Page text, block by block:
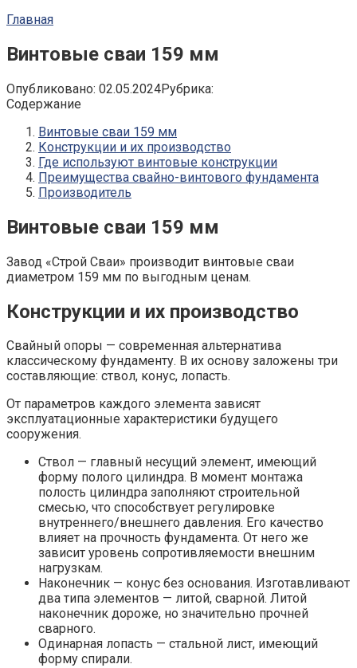
Главная
Винтовые сваи 159 мм
Опубликовано: 02.05.2024Рубрика:
Содержание
Винтовые сваи 159 мм
Конструкции и их производство
Где используют винтовые конструкции
Преимущества свайно-винтового фундамента
Производитель
Винтовые сваи 159 мм
Завод «Строй Сваи» производит винтовые сваи
диаметром 159 мм по выгодным ценам.
Конструкции и их производство
Свайный опоры — современная альтернатива
классическому фундаменту. В их основу заложены три
составляющие: ствол, конус, лопасть.
От параметров каждого элемента зависят
эксплуатационные характеристики будущего
сооружения.
Ствол — главный несущий элемент, имеющий
форму полого цилиндра. В момент монтажа
полость цилиндра заполняют строительной
смесью, что способствует регулировке
внутреннего/внешнего давления. Его качество
влияет на прочность фундамента. От него же
зависит уровень сопротивляемости внешним
нагрузкам.
Наконечник — конус без основания. Изготавливают
два типа элементов — литой, сварной. Литой
наконечник дороже, но значительно прочней
сварного.
Одинарная лопасть — стальной лист, имеющий
форму спирали.